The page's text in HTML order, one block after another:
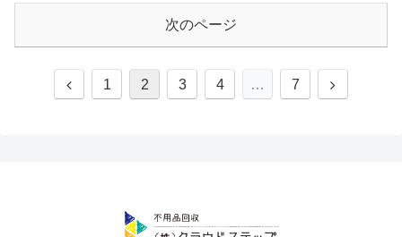
次のページ
1 2 3 4 … 7